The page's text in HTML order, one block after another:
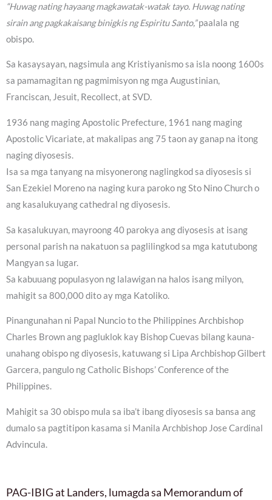
“Huwag nating hayaang magkawatak-watak tayo. Huwag nating
sirain ang pagkakaisang binigkis ng Espiritu Santo,”paalala ng
obispo.
Sa kasaysayan, nagsimula ang Kristiyanismo sa isla noong 1600s
sa pamamagitan ng pagmimisyon ng mga Augustinian,
Franciscan, Jesuit, Recollect, at SVD.
1936 nang maging Apostolic Prefecture, 1961 nang maging
Apostolic Vicariate, at makalipas ang 75 taon ay ganap na itong
naging diyosesis.
Isa sa mga tanyang na misyonerong naglingkod sa diyosesis si
San Ezekiel Moreno na naging kura paroko ng Sto Nino Church o
ang kasalukuyang cathedral ng diyosesis.
Sa kasalukuyan, mayroong 40 parokya ang diyosesis at isang
personal parish na nakatuon sa paglilingkod sa mga katutubong
Mangyan sa lugar.
Sa kabuuang populasyon ng lalawigan na halos isang milyon,
mahigit sa 800,000 dito ay mga Katoliko.
Pinangunahan ni Papal Nuncio to the Philippines Archbishop
Charles Brown ang pagluklok kay Bishop Cuevas bilang kauna-
unahang obispo ng diyosesis, katuwang si Lipa Archbishop Gilbert
Garcera, pangulo ng Catholic Bishops’ Conference of the
Philippines.
Mahigit sa 30 obispo mula sa iba’t ibang diyosesis sa bansa ang
dumalo sa pagtitipon kasama si Manila Archbishop Jose Cardinal
Advincula.
PAG-IBIG at Landers, lumagda sa Memorandum of